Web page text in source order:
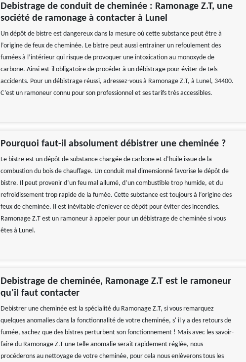
Debistrage de conduit de cheminée : Ramonage Z.T, une
société de ramonage à contacter à Lunel
Un dépôt de bistre est dangereux dans la mesure où cette substance peut être à
l’origine de feux de cheminée. Le bistre peut aussi entrainer un refoulement des
fumées à l’intérieur qui risque de provoquer une intoxication au monoxyde de
carbone. Ainsi est-il obligatoire de procéder à un débistrage pour éviter de tels
accidents. Pour un débistrage réussi, adressez-vous à Ramonage Z.T, à Lunel, 34400.
C’est un ramoneur connu pour son professionnel et ses tarifs très accessibles.
Pourquoi faut-il absolument débistrer une cheminée ?
Le bistre est un dépôt de substance chargée de carbone et d’huile issue de la
combustion du bois de chauffage. Un conduit mal dimensionné favorise le dépôt de
bistre. Il peut provenir d’un feu mal allumé, d’un combustible trop humide, et du
refroidissement trop rapide de la fumée. Cette substance est toujours à l’origine des
feux de cheminée. Il est inévitable d’enlever ce dépôt pour éviter des incendies.
Ramonage Z.T est un ramoneur à appeler pour un débistrage de cheminée si vous
êtes à Lunel.
Debistrage de cheminée, Ramonage Z.T est le ramoneur
qu'il faut contacter
Debistrer une cheminée est la spécialité du Ramonage Z.T, si vous remarquez
quelques anomalies dans la fonctionnalité de votre cheminée, s' il y a des retours de
fumée, sachez que des bistres perturbent son fonctionnement ! Mais avec les savoir-
faire du Ramonage Z.T une telle anomalie serait rapidement réglée, nous
procéderons au nettoyage de votre cheminée, pour cela nous enlèverons tous les